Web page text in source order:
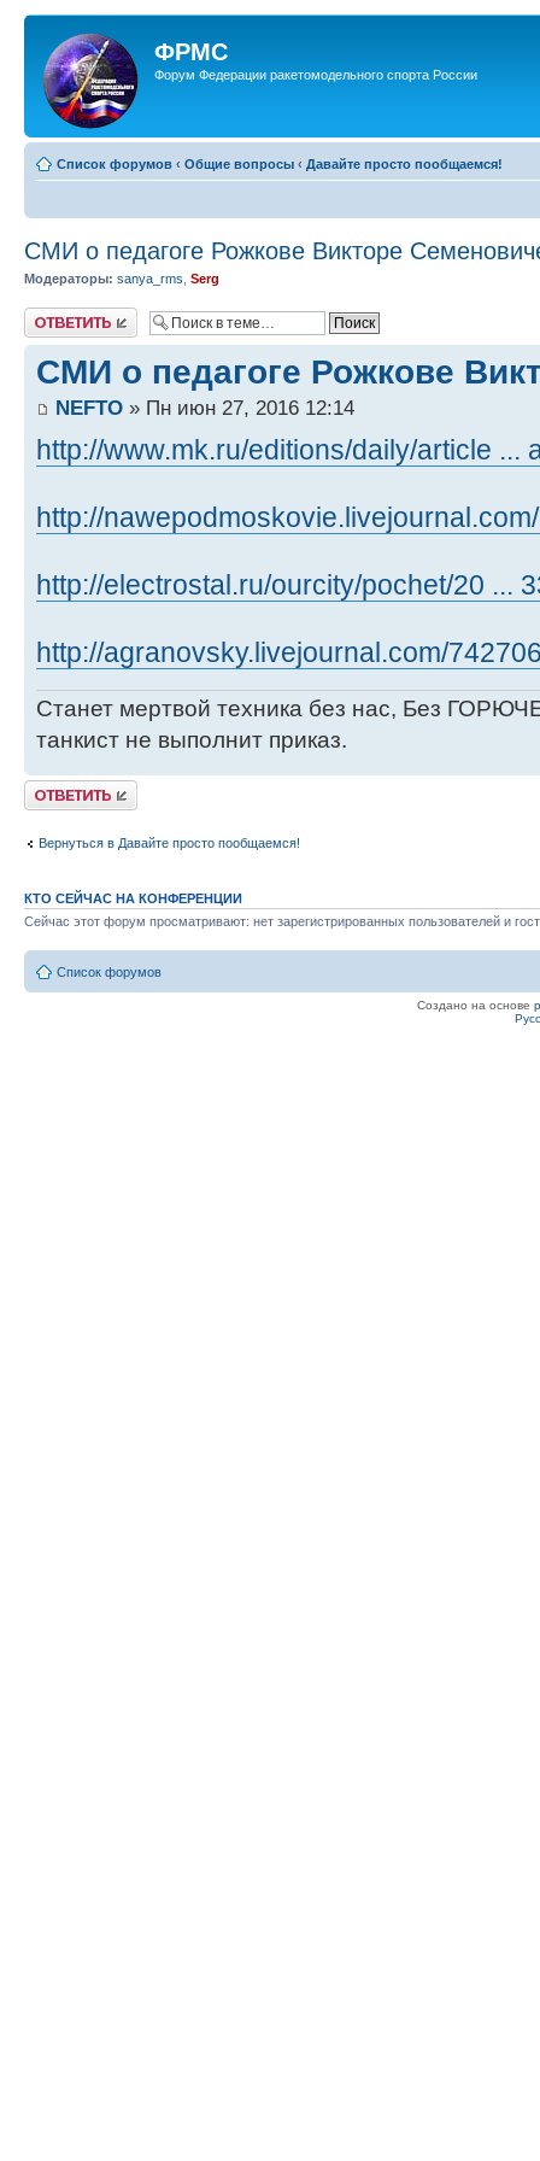
ФРМС
Форум Федерации ракетомодельного спорта России
Список форумов ‹ Общие вопросы ‹ Давайте просто пообщаемся!
СМИ о педагоге Рожкове Викторе
Модераторы: sanya_rms Serg
Ответить
СМИ о педагоге Рожкове
NEFTO » Пн июн 27, 2016 12:14
http://www.mk.ru/editions/daily/article ...
http://
http://electrostal.ru/ourcity/pochet/20 ...
http://agranovsky.livejournal.com/
Станет мертвой техника без нас, Без
танкист не выполнит приказ.
Ответить
Вернуться в Давайте просто пообщаемся!
КТО СЕЙЧАС НА КОНФЕРЕНЦИИ
Сейчас этот форум просматривают: нет зарегистрированных пользователей и
Список форумов
Создано на основе